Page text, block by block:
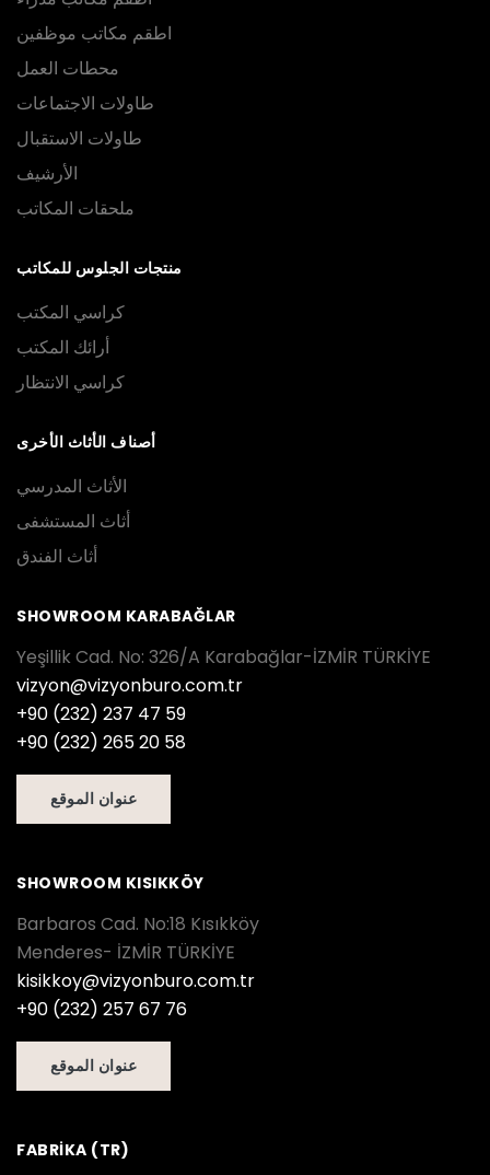
اطقم مكاتب موظفين
محطات العمل
طاولات الاجتماعات
طاولات الاستقبال
الأرشيف
ملحقات المكاتب
منتجات الجلوس للمكاتب
كراسي المكتب
أرائك المكتب
كراسي الانتظار
أصناف الأثاث الأخرى
الأثاث المدرسي
أثاث المستشفى
أثاث الفندق
SHOWROOM KARABAĞLAR
Yeşillik Cad. No: 326/A Karabağlar-İZMİR TÜRKİYE
vizyon@vizyonburo.com.tr
+90 (232) 237 47 59
+90 (232) 265 20 58
عنوان الموقع
SHOWROOM KISIKKÖY
Barbaros Cad. No:18 Kısıkköy
Menderes- İZMİR TÜRKİYE
kisikkoy@vizyonburo.com.tr
+90 (232) 257 67 76
عنوان الموقع
FABRİKA (TR)